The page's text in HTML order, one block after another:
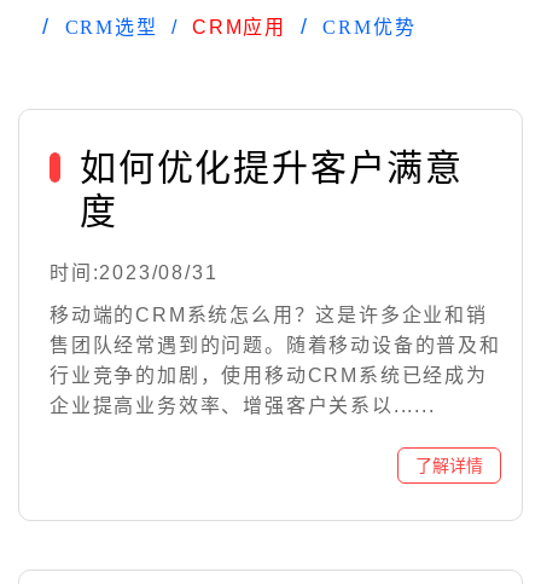
CRM选型
CRM应用 CRM优势
如何优化提升客户满意
度
时间:2023/08/31
移动端的CRM系统怎么用？这是许多企业和销
售团队经常遇到的问题。随着移动设备的普及和
行业竞争的加剧，使用移动CRM系统已经成为
企业提高业务效率、增强客户关系以......